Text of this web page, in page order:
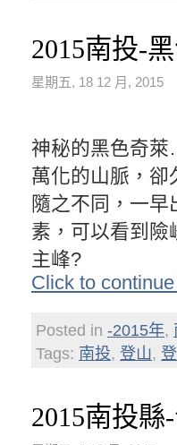
2015南投-
星期五, 18 12 月, 2015
神秘的黑色奇
萬化的山脈，卻
隨之不同，一
素，可以看到險
主峰?
Click to
Posted in -2015年,
Tags: 南投, 登山,
2015南投